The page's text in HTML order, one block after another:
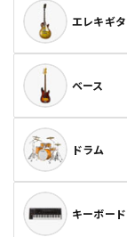
エレキギ
ベース
ドラム
キーボード